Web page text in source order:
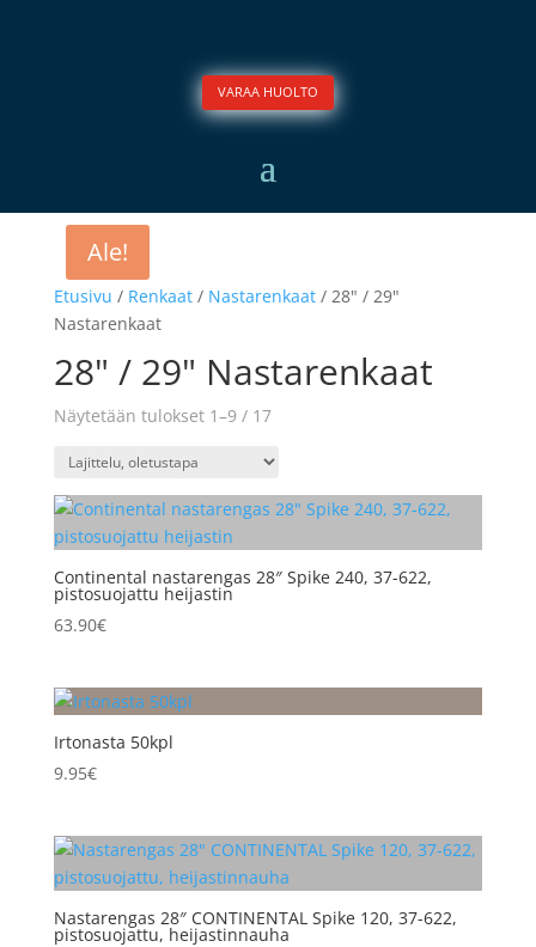
VARAA HUOLTO
Etusivu / Renkaat/ Nastarenkaat/ 28" / 29"
Nastarenkaat
28" / 29" Nastarenkaat
Näytetään tulokset 1–9 / 17
Continental nastarengas 28″ Spike 240, 37-622,
pistosuojattu heijastin
63.90€
Irtonasta 50kpl
9.95€
Nastarengas 28″ CONTINENTAL Spike 120, 37-622,
pistosuojattu, heijastinnauha
Ale!